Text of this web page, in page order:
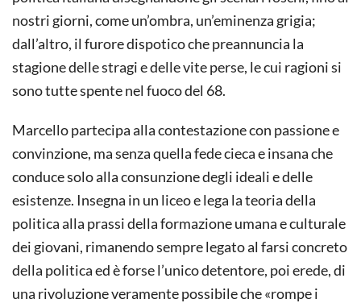
nostri giorni, come un’ombra, un’eminenza grigia;
dall’altro, il furore dispotico che preannuncia la
stagione delle stragi e delle vite perse, le cui ragioni si
sono tutte spente nel fuoco del 68.
Marcello partecipa alla contestazione con passione e
convinzione, ma senza quella fede cieca e insana che
conduce solo alla consunzione degli ideali e delle
esistenze. Insegna in un liceo e lega la teoria della
politica alla prassi della formazione umana e culturale
dei giovani, rimanendo sempre legato al farsi concreto
della politica ed è forse l’unico detentore, poi erede, di
una rivoluzione veramente possibile che «rompe i